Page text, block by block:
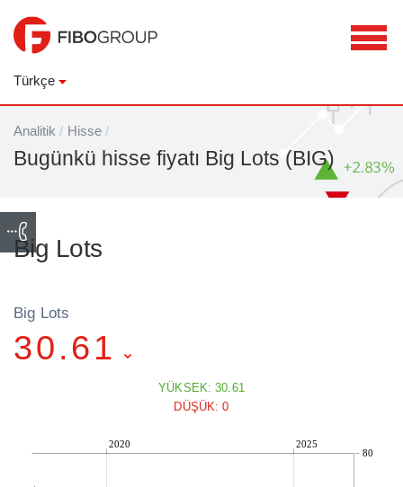
Türkçe
Analitik / Hisse /
Bugünkü hisse fiyatı Big Lots (BIG)
Big Lots
Big Lots
30.61
YÜKSEK: 30.61
DÜŞÜK: 0
2020 2025
80